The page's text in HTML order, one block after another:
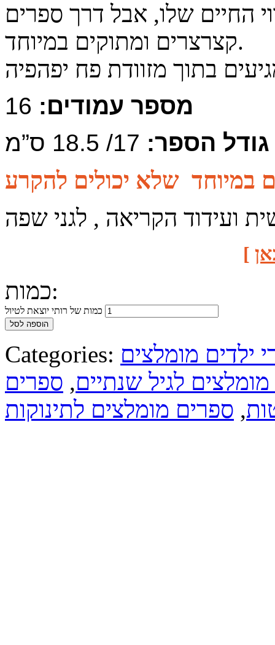
החיים שלו, אבל דרך ספרים
קצרצרים ומתוקים במיוחד.
מספר עמודים:
גודל הספר: 17/ 18.5 ס”מ
ועידוד הקריאה , לגני שפה
]
כמות:
כמות של רותי יוצאת לטיול
הוספה לסל
Categories: ילדים מומלצים
לגיל שנתיים, ספרים
, ספרים מומלצים לתינוקות